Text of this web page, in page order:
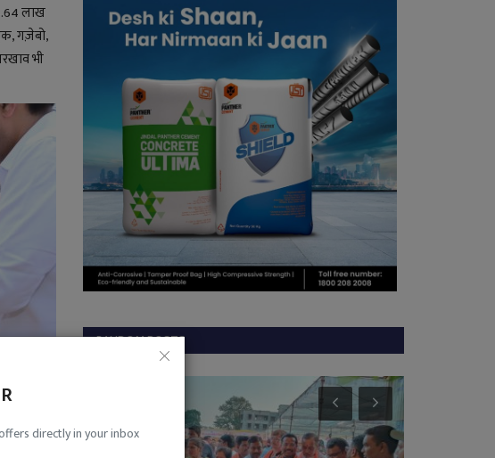
directly in your inbox
लाख
गज़ेबो,
भी
RANDOM POSTS